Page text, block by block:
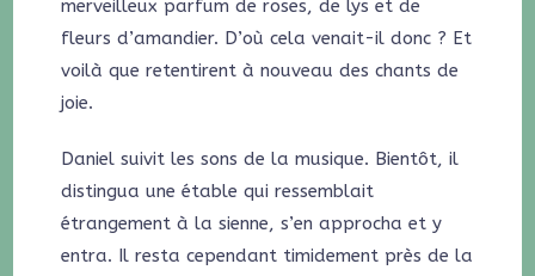
merveilleux parfum de roses, de lys et de
fleurs d’amandier. D’où cela venait-il donc ? Et
voilà que retentirent à nouveau des chants de
joie.
Daniel suivit les sons de la musique. Bientôt, il
distingua une étable qui ressemblait
étrangement à la sienne, s’en approcha et y
entra. Il resta cependant timidement près de la